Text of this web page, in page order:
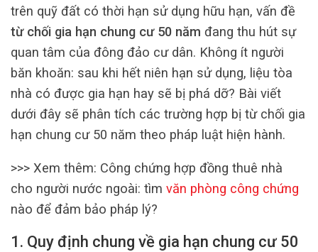
trên quỹ đất có thời hạn sử dụng hữu hạn, vấn đề
từ chối gia hạn chung cư 50 năm đang thu hút sự
quan tâm của đông đảo cư dân. Không ít người
băn khoăn: sau khi hết niên hạn sử dụng, liệu tòa
nhà có được gia hạn hay sẽ bị phá dỡ? Bài viết
dưới đây sẽ phân tích các trường hợp bị từ chối gia
hạn chung cư 50 năm theo pháp luật hiện hành.
>>> Xem thêm: Công chứng hợp đồng thuê nhà
cho người nước ngoài: tìm văn phòng công chứng
nào để đảm bảo pháp lý?
1. Quy định chung về gia hạn chung cư 50